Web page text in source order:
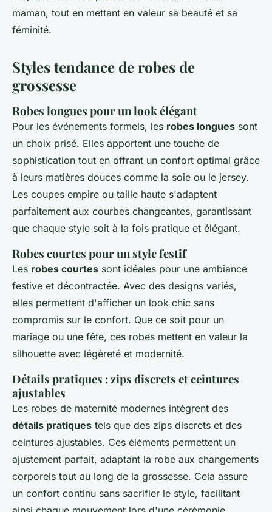
maman, tout en mettant en valeur sa beauté et sa
féminité.
Styles tendance de robes de
grossesse
Robes longues pour un look élégant
Pour les événements formels, les robes longues sont
un choix prisé. Elles apportent une touche de
sophistication tout en offrant un confort optimal grâce
à leurs matières douces comme la soie ou le jersey.
Les coupes empire ou taille haute s'adaptent
parfaitement aux courbes changeantes, garantissant
que chaque style soit à la fois pratique et élégant.
Robes courtes pour un style festif
Les robes courtes sont idéales pour une ambiance
festive et décontractée. Avec des designs variés,
elles permettent d'afficher un look chic sans
compromis sur le confort. Que ce soit pour un
mariage ou une fête, ces robes mettent en valeur la
silhouette avec légèreté et modernité.
Détails pratiques : zips discrets et ceintures
ajustables
Les robes de maternité modernes intègrent des
détails pratiques tels que des zips discrets et des
ceintures ajustables. Ces éléments permettent un
ajustement parfait, adaptant la robe aux changements
corporels tout au long de la grossesse. Cela assure
un confort continu sans sacrifier le style, facilitant